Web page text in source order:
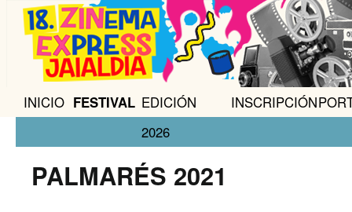
INICIO FESTIVAL EDICIÓN
2026
INSCRIPCIÓN
PALMARÉS 2021